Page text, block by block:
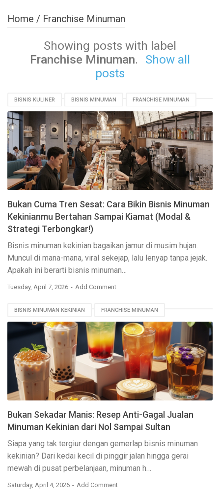
Home / Franchise Minuman
Showing posts with label
Franchise Minuman.
Show all
posts
BISNIS KULINER BISNIS MINUMAN FRANCHISE MINUMAN
INOVASI BISNIS MANAJEMEN BISNIS MINUMAN KEKINIAN
MODAL BISNIS PEMASARAN DIGITAL STRATEGI BISNIS
TIPS BISNIS
Bukan Cuma Tren Sesat: Cara Bikin Bisnis Minuman
Kekinianmu Bertahan Sampai Kiamat (Modal &
Strategi Terbongkar!)
Bisnis minuman kekinian bagaikan jamur di musim hujan.
Muncul di mana-mana, viral sekejap, lalu lenyap tanpa jejak.
Apakah ini berarti bisnis minuman…
Tuesday, April 7, 2026 Add Comment
BISNIS MINUMAN KEKINIAN FRANCHISE MINUMAN
RESEP SUKSES BISNIS STRATEGI PEMASARAN MINUMAN
TIPS JUALAN MINUMAN UMKM MINUMAN
USAHA MINUMAN MODAL KECIL
Bukan Sekadar Manis: Resep Anti-Gagal Jualan
Minuman Kekinian dari Nol Sampai Sultan
Siapa yang tak tergiur dengan gemerlap bisnis minuman
kekinian? Dari kedai kecil di pinggir jalan hingga gerai
mewah di pusat perbelanjaan, minuman h…
Saturday, April 4, 2026 Add Comment